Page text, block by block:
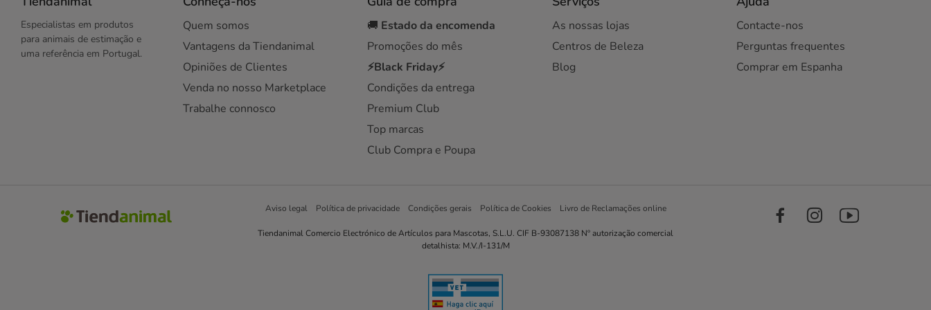
Especialistas em produtos
para animais de estimação e
uma referência em Portugal.
Quem somos
Vantagens da Tiendanimal
Opiniões de Clientes
Venda no nosso Marketplace
Trabalhe connosco
🚚 Estado da encomenda
Promoções do mês
⚡Black Friday⚡
Condições da entrega
Premium Club
Top marcas
Club Compra e Poupa
As nossas lojas
Centros de Beleza
Blog
Contacte-nos
Perguntas frequentes
Comprar em Espanha
Aviso legal Política de privacidade Condições gerais Política de Cookies Livro de Reclamações online
Tiendanimal Comercio Electrónico de Artículos para Mascotas, S.L.U. CIF B-93087138 Nº autorização comercial
detalhista: M.V./I-131/M